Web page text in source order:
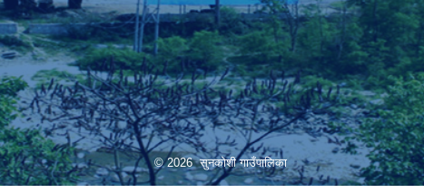
© 2026 सुनकोशी गाउँपालिका